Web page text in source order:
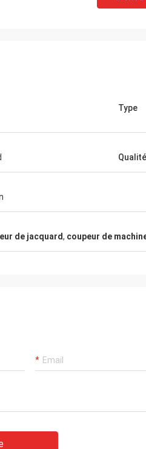
Alger
Type
Qualité
de jacquard, coupeur de